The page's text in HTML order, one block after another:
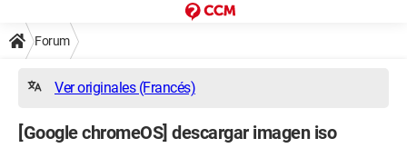
Forum
Ver originales (Francés)
[Google chromeOS] descargar imagen iso